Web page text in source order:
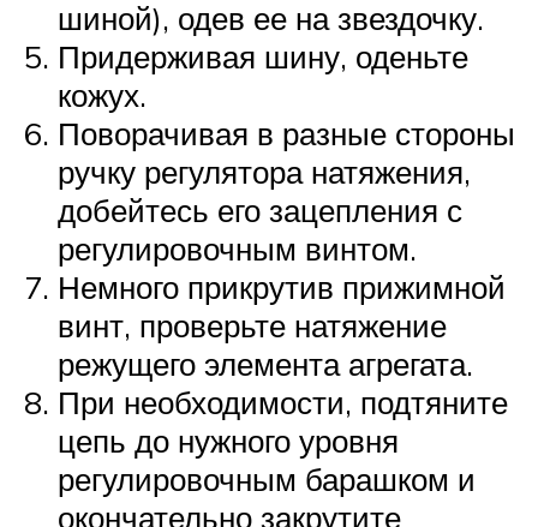
шиной), одев ее на звездочку.
Придерживая шину, оденьте
кожух.
Поворачивая в разные стороны
ручку регулятора натяжения,
добейтесь его зацепления с
регулировочным винтом.
Немного прикрутив прижимной
винт, проверьте натяжение
режущего элемента агрегата.
При необходимости, подтяните
цепь до нужного уровня
регулировочным барашком и
окончательно закрутите